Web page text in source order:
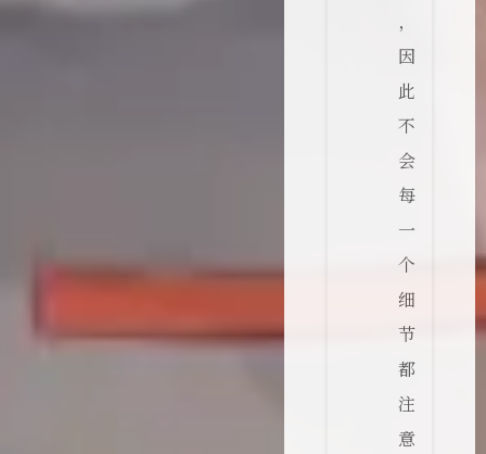
，
因
此
不
会
每
一
个
细
节
都
注
意